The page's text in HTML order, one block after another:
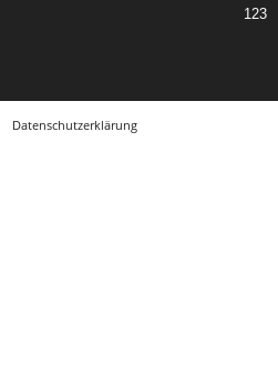
123
Datenschutzerklärung